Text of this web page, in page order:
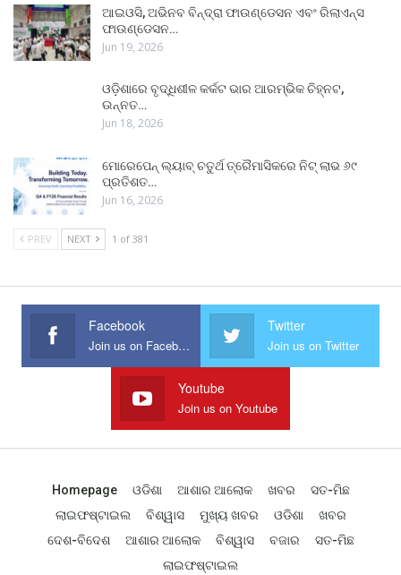
ଆଇଓସି, ଅଭିନବ ବିନ୍ଦ୍ରା ଫାଉଣ୍ଡେସନ ଏବଂ ରିଲାଏନ୍ସ
ଫାଉଣ୍ଡେସନ…
Jun 19, 2026
ଓଡ଼ିଶାରେ ବୃଦ୍ଧିଶୀଳ କର୍କଟ ଭାର ଆରମ୍ଭିକ ଚିହ୍ନଟ,
ଉନ୍ନତ…
Jun 18, 2026
ମୋରେପେନ୍ ଲ୍ୟାବ୍ ଚତୁର୍ଥ ତ୍ରୈମାସିକରେ ନିଟ୍ ଲାଭ ୬୯
ପ୍ରତିଶତ…
Jun 16, 2026
PREV NEXT 1 of 381
Facebook
Join us on Facebook
Twitter
Join us on Twitter
Youtube
Join us on Youtube
Homepage ଓଡିଶା ଆଶାର ଆଲୋକ ଖବର
ସତ-ମିଛ
ଲାଇଫଷ୍ଟାଇଲ
ବିଶ୍ୱାସ ମୁଖ୍ୟ ଖବର ଓଡିଶା
ଖବର
ଦେଶ-ବିଦେଶ
ଆଶାର ଆଲୋକ ବିଶ୍ୱାସ ବଜାର
ସତ-ମିଛ
ଲାଇଫଷ୍ଟାଇଲ